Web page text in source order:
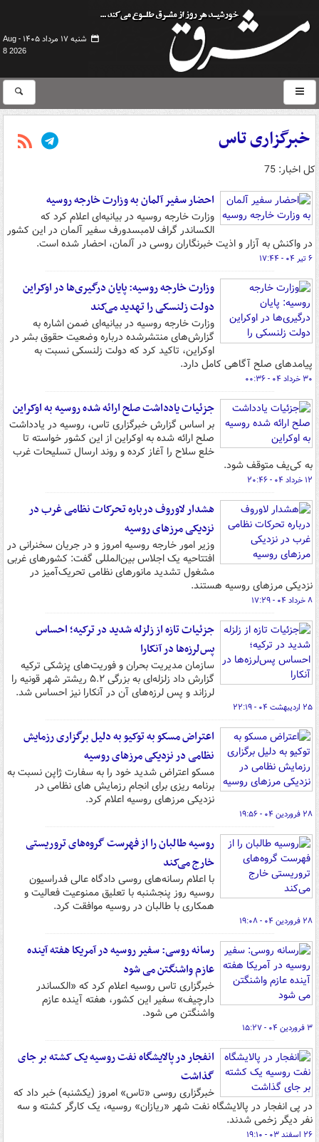
شنبه ۱۷ مرداد ۱۴۰۵ -
Aug
8 2026
خبرگزاری تاس
کل اخبار: 75
احضار سفیر آلمان به وزارت خارجه روسیه
وزارت خارجه روسیه در بیانیه‌ای اعلام کرد که
الکساندر گراف لامبسدورف سفیر آلمان در این کشور
در واکنش به آزار و اذیت خبرنگاران روسی در آلمان، احضار شده است.
۶ تیر ۰۴ - ۱۷:۴۴
وزارت خارجه روسیه: پایان درگیری‌ها در اوکراین
دولت زلنسکی را تهدید می‌کند
وزارت خارجه روسیه در بیانیه‌ای ضمن اشاره به
گزارش‌های منتشرشده درباره وضعیت حقوق بشر در
اوکراین، تاکید کرد که دولت زلنسکی نسبت به
پیامدهای صلح آگاهی کامل دارد.
۳۰ خرداد ۰۴ - ۰۰:۳۶
جزئیات یادداشت صلح ارائه شده روسیه به اوکراین
بر اساس گزارش خبرگزاری تاس، روسیه در یادداشت
صلح ارائه شده به اوکراین از این کشور خواسته تا
خلع سلاح را آغاز کرده و روند ارسال تسلیحات غرب
به کی‌یف متوقف شود.
۱۲ خرداد ۰۴ - ۲۰:۴۶
هشدار لاوروف درباره تحرکات نظامی غرب در
نزدیکی مرزهای روسیه
وزیر امور خارجه روسیه امروز و در جریان سخنرانی در
افتتاحیه یک اجلاس بین‌المللی گفت: کشورهای غربی
مشغول تشدید مانورهای نظامی تحریک‌آمیز در
نزدیکی مرزهای روسیه هستند.
۸ خرداد ۰۴ - ۱۷:۲۹
جزئیات تازه از زلزله شدید در ترکیه؛ احساس
پس‌لرزه‌ها در آنکارا
سازمان مدیریت بحران و فوریت‌های پزشکی ترکیه
گزارش داد زلزله‌ای به بزرگی ۵.۲ ریشتر شهر قونیه را
لرزاند و پس لرزه‌های آن در آنکارا نیز احساس شد.
۲۵ اردیبهشت ۰۴ - ۲۲:۱۹
اعتراض مسکو به توکیو به دلیل برگزاری رزمایش
نظامی در نزدیکی مرزهای روسیه
مسکو اعتراض شدید خود را به سفارت ژاپن نسبت به
برنامه ریزی برای انجام رزمایش های نظامی در
نزدیکی مرزهای روسیه اعلام کرد.
۲۸ فروردین ۰۴ - ۱۹:۵۶
روسیه طالبان را از فهرست گروه‌های تروریستی
خارج می‌کند
با اعلام رسانه‌های روسی دادگاه عالی فدراسیون
روسیه روز پنجشنبه با تعلیق ممنوعیت فعالیت و
همکاری با طالبان در روسیه موافقت کرد.
۲۸ فروردین ۰۴ - ۱۹:۰۸
رسانه روسی: سفیر روسیه در آمریکا هفته آینده
عازم واشنگتن می شود
خبرگزاری تاس روسیه اعلام کرد که «الکساندر
دارچیف» سفیر این کشور، هفته آینده عازم
واشنگتن می شود.
۳ فروردین ۰۴ - ۱۵:۲۷
انفجار در پالایشگاه نفت روسیه یک کشته بر جای
گذاشت
خبرگزاری‌ روسی «تاس» امروز (یکشنبه) خبر داد که
در پی انفجار در پالایشگاه نفت شهر «ریازان» روسیه، یک کارگر کشته و سه
نفر دیگر زخمی شدند.
۲۶ اسفند ۰۳ - ۱۹:۱۰